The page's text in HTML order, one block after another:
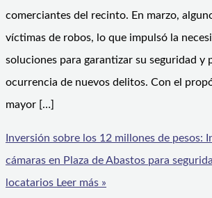
comerciantes del recinto. En marzo,
víctimas de robos, lo que impulsó la
soluciones para garantizar su seguridad y
ocurrencia de nuevos delitos. Con el
mayor […]
Inversión sobre los 12 millones de pesos:
cámaras en Plaza de Abastos para
locatarios Leer más »